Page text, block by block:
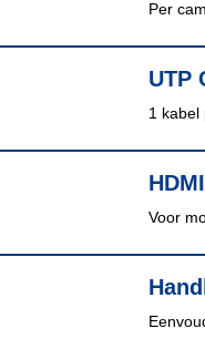
Per
UTP
1 kabel
Voor